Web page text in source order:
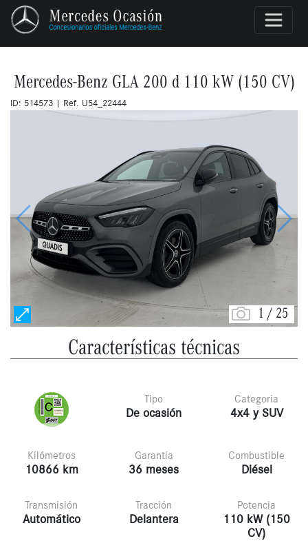
Mercedes-Benz GLA 200 d 110 kW (150 CV)
ID: 514573 | Ref. U54_22444
1/25
Anterior
Características técnicas
Tipo
De ocasión
Categoría
4x4 y SUV
Kilómetros
10866 km
Garantía
36 meses
Combustible
Diésel
Transmisión
Automático
Tracción
Delantera
Potencia
110 kW (150
CV)